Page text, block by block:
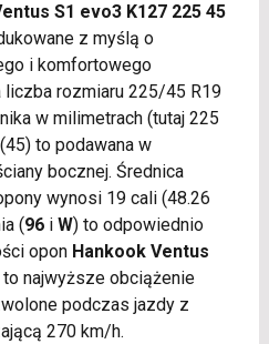
S1 evo3 K127 225 45
z myślą o
i komfortowego
rozmiaru 225/45 R19
w milimetrach (tutaj 225
to podawana w
bocznej. Średnica
wynosi 19 cali (48.26
(96i W) to odpowiednio
opon Hankook Ventus
to najwyższe obciążenie
podczas jazdy z
270 km/h.